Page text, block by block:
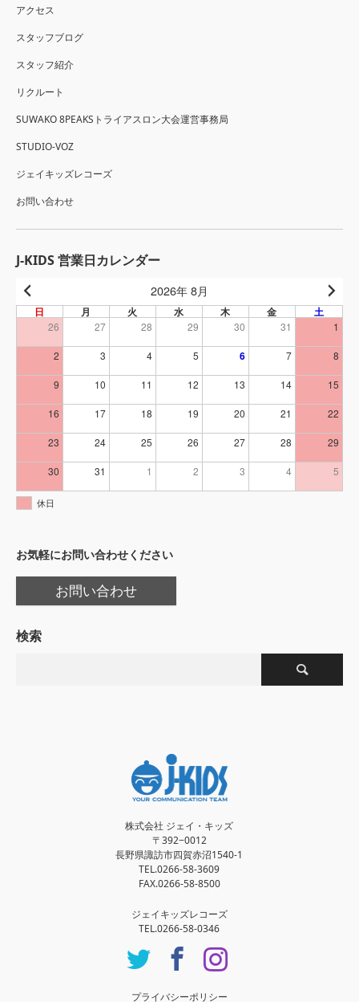
アクセス
スタッフブログ
スタッフ紹介
リクルート
SUWAKO 8PEAKSトライアスロン大会運営事務局
STUDIO-VOZ
ジェイキッズレコーズ
お問い合わせ
J-KIDS 営業日カレンダー
2026年 8月
日 月 火 水 木 金 土
26 27 28 29 30 31 1
2 3 4 5 6 7 8
9 10 11 12 13 14 15
16 17 18 19 20 21 22
23 24 25 26 27 28 29
30 31 1 2 3 4 5
休日
お気軽にお問い合わせください
お問い合わせ
検索
株式会社 ジェイ・キッズ
〒392−0012
長野県諏訪市四賀赤沼1540-1
TEL.0266-58-3609
FAX.0266-58-8500
ジェイキッズレコーズ
TEL.0266-58-0346
Instagram
プライバシーポリシー